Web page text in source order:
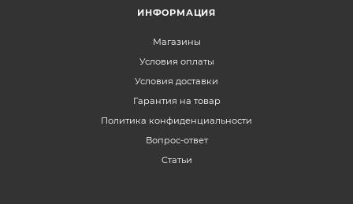
ИНФОРМАЦИЯ
Магазины
Условия оплаты
Условия доставки
Гарантия на товар
Политика конфиденциальности
Вопрос-ответ
Статьи